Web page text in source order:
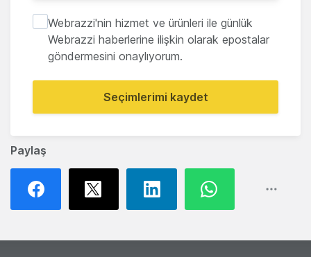
Paylaş
Webrazzi'nin hizmet ve ürünleri ile günlük
Webrazzi haberlerine ilişkin olarak epostalar
göndermesini onaylıyorum.
Seçimlerimi kaydet